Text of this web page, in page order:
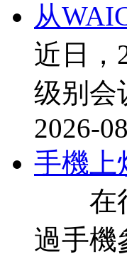
从
近日，
级别会
2026-
手機上
在行
過手機